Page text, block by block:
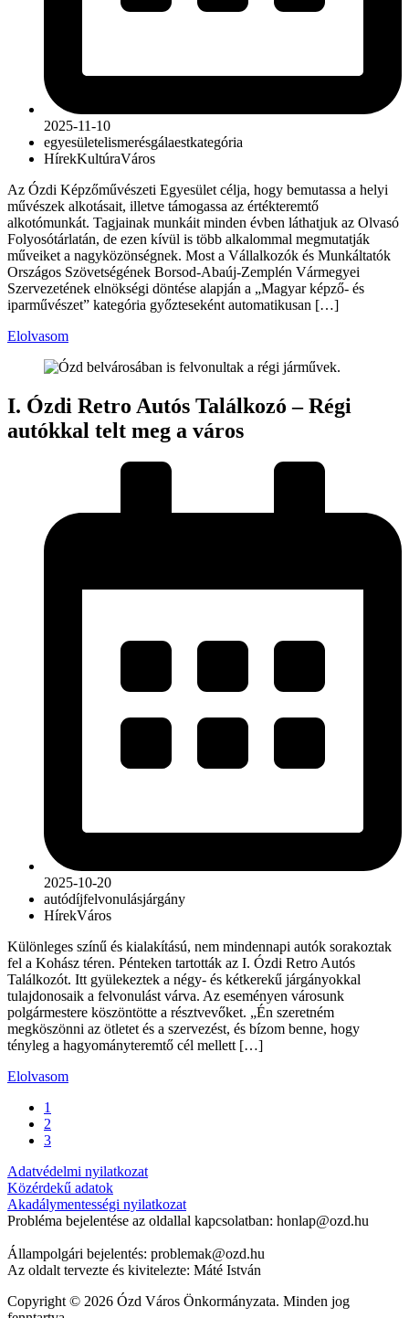
2025-11-10
egyesületelismerésgálaestkategória
HírekKultúraVáros
Az Ózdi Képzőművészeti Egyesület célja, hogy bemutassa a helyi
művészek alkotásait, illetve támogassa az értékteremtő
alkotómunkát. Tagjainak munkáit minden évben láthatjuk az Olvasó
Folyosótárlatán, de ezen kívül is több alkalommal megmutatják
műveiket a nagyközönségnek. Most a Vállalkozók és Munkáltatók
Országos Szövetségének Borsod-Abaúj-Zemplén Vármegyei
Szervezetének elnökségi döntése alapján a „Magyar képző- és
iparművészet” kategória győzteseként automatikusan […]
Elolvasom
I. Ózdi Retro Autós Találkozó – Régi
autókkal telt meg a város
2025-10-20
autódíjfelvonulásjárgány
HírekVáros
Különleges színű és kialakítású, nem mindennapi autók sorakoztak
fel a Kohász téren. Pénteken tartották az I. Ózdi Retro Autós
Találkozót. Itt gyülekeztek a négy- és kétkerekű járgányokkal
tulajdonosaik a felvonulást várva. Az eseményen városunk
polgármestere köszöntötte a résztvevőket. „Én szeretném
megköszönni az ötletet és a szervezést, és bízom benne, hogy
tényleg a hagyományteremtő cél mellett […]
Elolvasom
1
2
3
Adatvédelmi nyilatkozat
Közérdekű adatok
Akadálymentességi nyilatkozat
Probléma bejelentése az oldallal kapcsolatban: honlap@ozd.hu
Állampolgári bejelentés: problemak@ozd.hu
Az oldalt tervezte és kivitelezte: Máté István
Copyright © 2026 Ózd Város Önkormányzata. Minden jog